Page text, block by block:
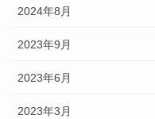
2024年8月
2023年9月
2023年6月
2023年3月